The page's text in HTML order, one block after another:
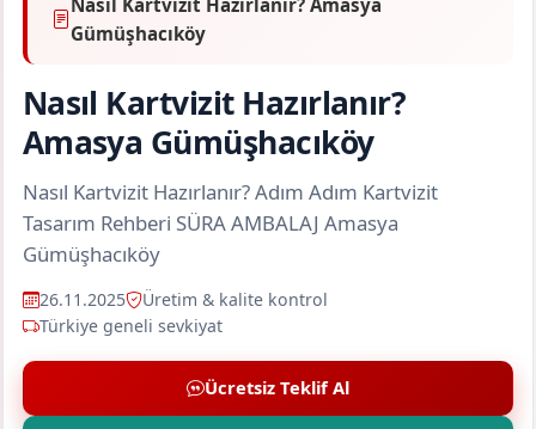
Nasıl Kartvizit Hazırlanır? Amasya
Gümüşhacıköy
Nasıl Kartvizit Hazırlanır?
Amasya Gümüşhacıköy
Nasıl Kartvizit Hazırlanır? Adım Adım Kartvizit
Tasarım Rehberi SÜRA AMBALAJ Amasya
Gümüşhacıköy
26.11.2025
Üretim & kalite kontrol
Türkiye geneli sevkiyat
Ücretsiz Teklif Al